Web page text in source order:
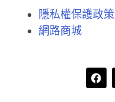
隱私權保護政策
網路商城